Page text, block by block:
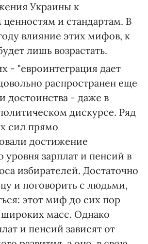
Украины к
и стандартам. В
влияние этих мифов, к
лишь возрастать.
- "евроинтеграция дает
распространен еще
достоинства - даже в
дискурсе. Ряд
сил прямо
достижение
уровня зарплат и пенсий в
избирателей. Достаточно
и поговорить с людьми,
этот миф до сих пор
масс. Однако
и пенсий зависят от